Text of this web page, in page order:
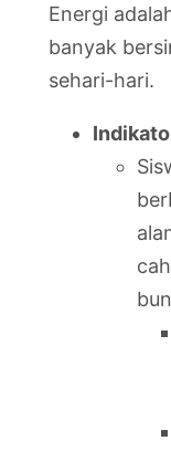
Energi
banyak
sehari-hari.